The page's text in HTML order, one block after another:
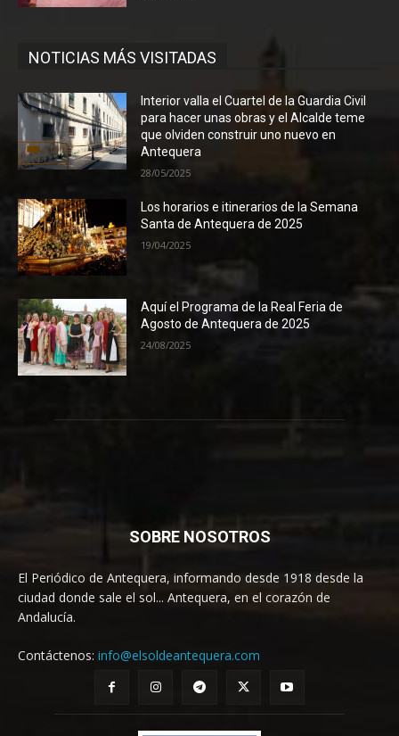
NOTICIAS MÁS VISITADAS
Interior valla el Cuartel de la Guardia Civil
para hacer unas obras y el Alcalde teme
que olviden construir uno nuevo en
Antequera
28/05/2025
Los horarios e itinerarios de la Semana
Santa de Antequera de 2025
19/04/2025
Aquí el Programa de la Real Feria de
Agosto de Antequera de 2025
24/08/2025
SOBRE NOSOTROS
El Periódico de Antequera, informando desde 1918 desde la
ciudad donde sale el sol... Antequera, en el corazón de
Andalucía.
Contáctenos: info@elsoldeantequera.com